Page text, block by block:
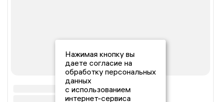
Нажимая кнопку вы
даете согласие на
обработку персональных
данных
с использованием
интернет-сервиса